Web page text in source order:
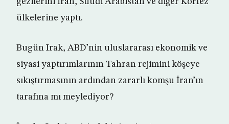
ülkelerine yaptı.
Bugün Irak, ABD’nin uluslararası ekonomik ve
siyasi yaptırımlarının Tahran rejimini köşeye
sıkıştırmasının ardından zararlı komşu İran’ın
tarafına mı meylediyor?